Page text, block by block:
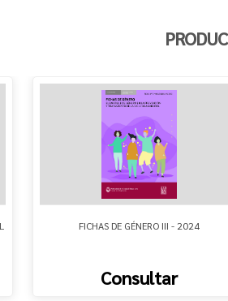
FICHAS DE GÉNERO III - 2024
Consultar